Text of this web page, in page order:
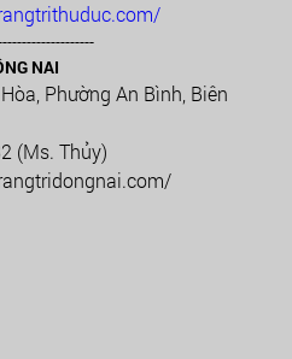
NAI
Phường An Bình, Biên
(Ms. Thủy)